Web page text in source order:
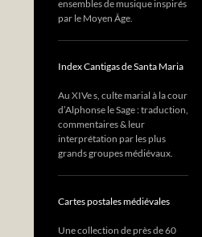
ensembles de musique inspirés
par le Moyen Âge.
Index Cantigas de Santa Maria
Au XIVe s, culte marial à la cour
d’Alphonse le Sage : traduction,
commentaires & leur
interprétation par les plus
grands groupes médiévaux.
Cartes postales médiévales
Une collection de près de 60